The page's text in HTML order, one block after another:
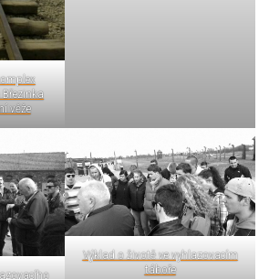
věže
Výklad o životě ve vyhlazovacím
táboře